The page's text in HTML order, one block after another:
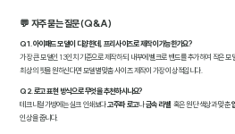
💬 자주 묻는 질문 (Q&A)
Q1. 아이패드 모델이 다양한데, 프리사이즈로 제작이 가능한가요?
가장 큰 모델인 13인치 기준으로 제작하되, 내부에 벨크로 밴드를 추가하여 작은
최상의 핏을 원하신다면 모델별 맞춤 사이즈 제작이 가장 이상적입니다.
Q2. 로고 표현 방식으로 무엇을 추천하시나요?
테크니컬 가방에는 실크 인쇄보다고주파 로고나금속 라벨, 혹은 원단 색상과 맞춘
인상을 줍니다.